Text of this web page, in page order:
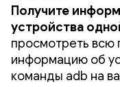
Получите
устройства
просмотреть
информацию об
команды adb на